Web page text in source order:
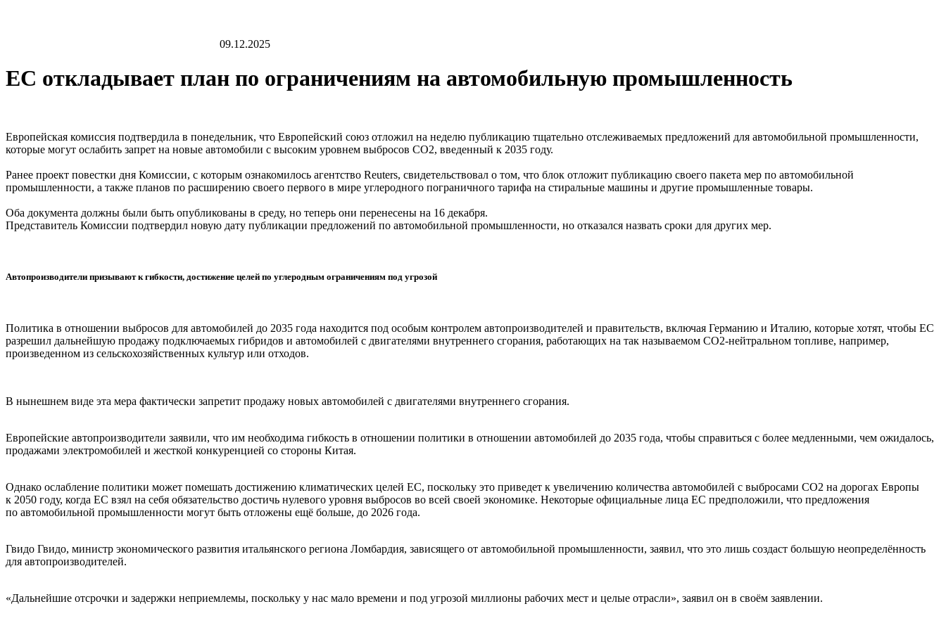
09.12.2025
ЕС откладывает план по ограничениям на автомобильную промышленность
Европейская комиссия подтвердила в понедельник, что Европейский союз отложил на неделю публикацию тщательно отслеживаемых предложений для автомобильной промышленности,
которые могут ослабить запрет на новые автомобили с высоким уровнем выбросов CO2, введенный к 2035 году.
Ранее проект повестки дня Комиссии, с которым ознакомилось агентство Reuters, свидетельствовал о том, что блок отложит публикацию своего пакета мер по автомобильной
промышленности, а также планов по расширению своего первого в мире углеродного пограничного тарифа на стиральные машины и другие промышленные товары.
Оба документа должны были быть опубликованы в среду, но теперь они перенесены на 16 декабря.
Представитель Комиссии подтвердил новую дату публикации предложений по автомобильной промышленности, но отказался назвать сроки для других мер.
Автопроизводители призывают к гибкости, достижение целей по углеродным ограничениям под угрозой
Политика в отношении выбросов для автомобилей до 2035 года находится под особым контролем автопроизводителей и правительств, включая Германию и Италию, которые хотят, чтобы ЕС
разрешил дальнейшую продажу подключаемых гибридов и автомобилей с двигателями внутреннего сгорания, работающих на так называемом CO2-нейтральном топливе, например,
произведенном из сельскохозяйственных культур или отходов.
В нынешнем виде эта мера фактически запретит продажу новых автомобилей с двигателями внутреннего сгорания.
Европейские автопроизводители заявили, что им необходима гибкость в отношении политики в отношении автомобилей до 2035 года, чтобы справиться с более медленными, чем ожидалось,
продажами электромобилей и жесткой конкуренцией со стороны Китая.
Однако ослабление политики может помешать достижению климатических целей ЕС, поскольку это приведет к увеличению количества автомобилей с выбросами CO2 на дорогах Европы
к 2050 году, когда ЕС взял на себя обязательство достичь нулевого уровня выбросов во всей своей экономике. Некоторые официальные лица ЕС предположили, что предложения
по автомобильной промышленности могут быть отложены ещё больше, до 2026 года.
Гвидо Гвидо, министр экономического развития итальянского региона Ломбардия, зависящего от автомобильной промышленности, заявил, что это лишь создаст большую неопределённость
для автопроизводителей.
«Дальнейшие отсрочки и задержки неприемлемы, поскольку у нас мало времени и под угрозой миллионы рабочих мест и целые отрасли», заявил он в своём заявлении.